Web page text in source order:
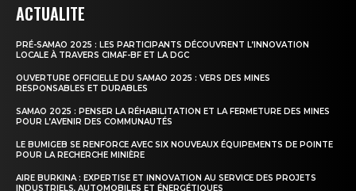
ACTUALITE
PRÉ-SAMAO 2025 : LES PARTICIPANTS DÉCOUVRENT L’INNOVATION
LOCALE À TRAVERS CIMAF-BF ET LA DGC
OUVERTURE OFFICIELLE DU SAMAO 2025 : VERS DES MINES
RESPONSABLES ET DURABLES
SAMAO 2025 : PENSER LA RÉHABILITATION ET LA FERMETURE DES MINES
POUR L’AVENIR DES COMMUNAUTÉS
LE BUMIGEB SE RENFORCE AVEC SIX NOUVEAUX ÉQUIPEMENTS DE POINTE
POUR LA RECHERCHE MINIÈRE
AIRE BURKINA : EXPERTISE ET INNOVATION AU SERVICE DES PROJETS
INDUSTRIELS, AUTOMOBILES ET ÉNERGÉTIQUES